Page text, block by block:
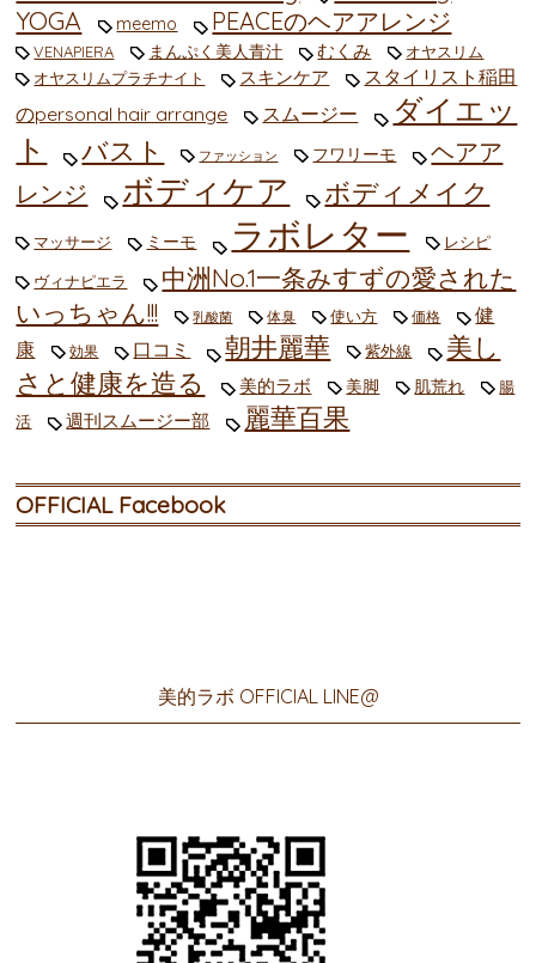
YOGA
meemo PEACEのヘアアレンジ
VENAPIERA まんぷく美人青汁 むくみ
オヤスリム
オヤスリムプラチナイト
スキンケア
スタイリスト稲田
のpersonal hair arrange
スムージー
ダイエッ
ト
バスト ファッション フワリーモ
ヘアア
レンジ
ボディケア ボディメイク
マッサージ ミーモ ラボレター レシピ
ヴィナピエラ
中洲No.1一条みすずの愛された
いっちゃん!!!
乳酸菌 体臭 使い方 価格
健
康
効果 口コミ 朝井麗華 紫外線
美し
さと健康を造る
美的ラボ 美脚 肌荒れ
腸
活
週刊スムージー部 麗華百果
OFFICIAL Facebook
美的ラボ OFFICIAL LINE@